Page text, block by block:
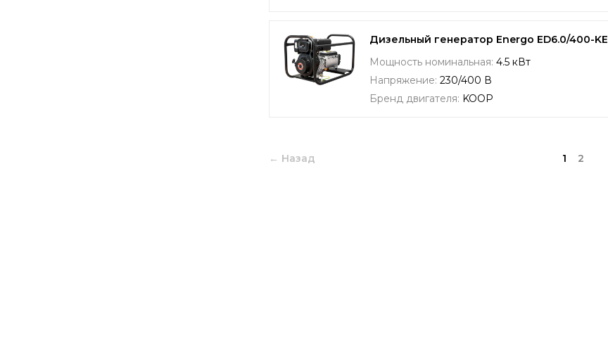
Дизельный генератор Energo ED6.0/400-KE
Мощность номинальная: 4.5 кВт
Напряжение: 230/400 В
Бренд двигателя: KOOP
← Назад 1 2